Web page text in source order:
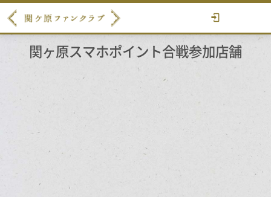
関ヶ原スマホポイント合戦参加店舗